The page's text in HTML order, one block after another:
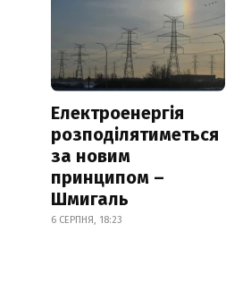
Електроенергія
розподілятиметься
за новим
принципом –
Шмигаль
6 СЕРПНЯ, 18:23